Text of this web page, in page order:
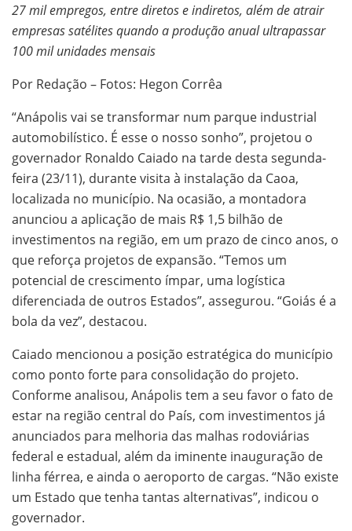
27 mil empregos, entre diretos e indiretos, além de atrair
empresas satélites quando a produção anual ultrapassar
100 mil unidades mensais
Por Redação – Fotos: Hegon Corrêa
“Anápolis vai se transformar num parque industrial
automobilístico. É esse o nosso sonho”, projetou o
governador Ronaldo Caiado na tarde desta segunda-
feira (23/11), durante visita à instalação da Caoa,
localizada no município. Na ocasião, a montadora
anunciou a aplicação de mais R$ 1,5 bilhão de
investimentos na região, em um prazo de cinco anos, o
que reforça projetos de expansão. “Temos um
potencial de crescimento ímpar, uma logística
diferenciada de outros Estados”, assegurou. “Goiás é a
bola da vez”, destacou.
Caiado mencionou a posição estratégica do município
como ponto forte para consolidação do projeto.
Conforme analisou, Anápolis tem a seu favor o fato de
estar na região central do País, com investimentos já
anunciados para melhoria das malhas rodoviárias
federal e estadual, além da iminente inauguração de
linha férrea, e ainda o aeroporto de cargas. “Não existe
um Estado que tenha tantas alternativas”, indicou o
governador.